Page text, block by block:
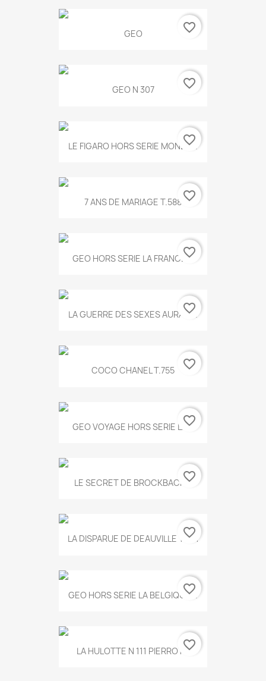
GEO favorite_border
GEO N 307 favorite_border
LE FIGARO HORS SERIE MONET...
favorite_border
7 ANS DE MARIAGE T.588 favorite_border
GEO HORS SERIE LA FRANCE...
favorite_border
LA GUERRE DES SEXES AURA T...
favorite_border
COCO CHANEL T.755 favorite_border
GEO VOYAGE HORS SERIE LA...
favorite_border
LE SECRET DE BROCKBACK...
favorite_border
LA DISPARUE DE DEAUVILLE T.551
favorite_border
GEO HORS SERIE LA BELGIQUE...
favorite_border
LA HULOTTE N 111 PIERROT...favorite_border